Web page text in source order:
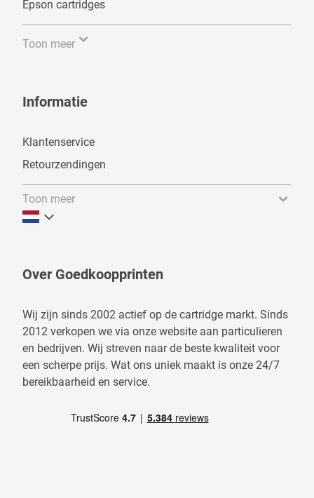
Epson cartridges
Toon meer
Informatie
Klantenservice
Retourzendingen
Toon meer
Over Goedkoopprinten
Wij zijn sinds 2002 actief op de cartridge markt. Sinds
2012 verkopen we via onze website aan particulieren
en bedrijven. Wij streven naar de beste kwaliteit voor
een scherpe prijs. Wat ons uniek maakt is onze 24/7
bereikbaarheid en service.